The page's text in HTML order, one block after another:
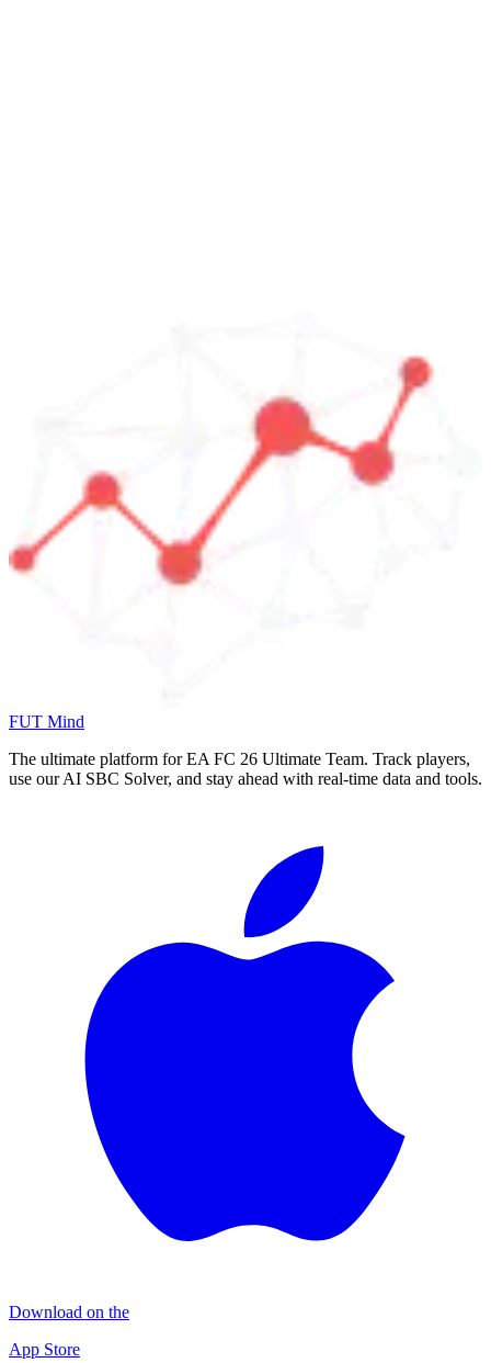
FUT Mind
The ultimate platform for EA FC 26 Ultimate Team. Track players,
use our AI SBC Solver, and stay ahead with real-time data and tools.
Download on the
App Store